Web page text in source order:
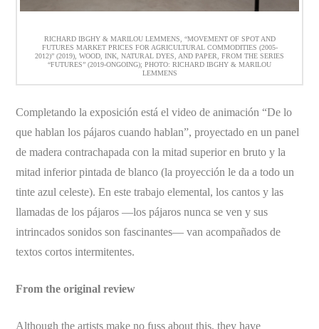
RICHARD IBGHY & MARILOU LEMMENS, “MOVEMENT OF SPOT AND
FUTURES MARKET PRICES FOR AGRICULTURAL COMMODITIES (2005-
2012)” (2019), WOOD, INK, NATURAL DYES, AND PAPER, FROM THE SERIES
“FUTURES” (2019-ONGOING); PHOTO: RICHARD IBGHY & MARILOU
LEMMENS
Completando la exposición está el video de animación “De lo
que hablan los pájaros cuando hablan”, proyectado en un panel
de madera contrachapada con la mitad superior en bruto y la
mitad inferior pintada de blanco (la proyección le da a todo un
tinte azul celeste). En este trabajo elemental, los cantos y las
llamadas de los pájaros —los pájaros nunca se ven y sus
intrincados sonidos son fascinantes— van acompañados de
textos cortos intermitentes.
From the original review
Although the artists make no fuss about this, they have